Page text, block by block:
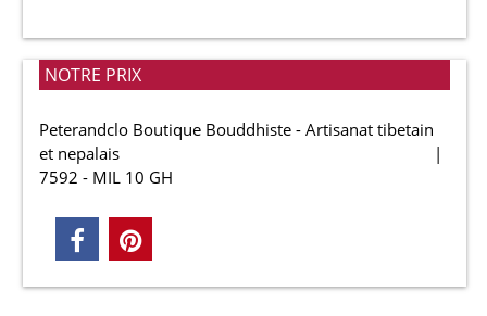
NOTRE PRIX
Peterandclo Boutique Bouddhiste - Artisanat tibetain
et nepalais
7592 - MIL 10 GH